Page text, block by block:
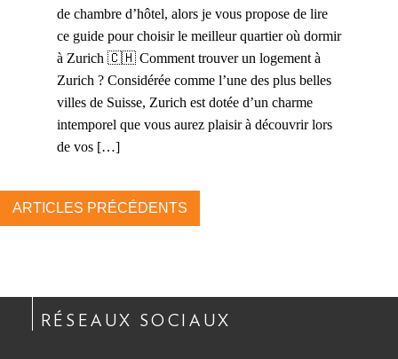
de chambre d’hôtel, alors je vous propose de lire
ce guide pour choisir le meilleur quartier où dormir
à Zurich 🇨🇭 Comment trouver un logement à
Zurich ? Considérée comme l’une des plus belles
villes de Suisse, Zurich est dotée d’un charme
intemporel que vous aurez plaisir à découvrir lors
de vos […]
ARTICLES PRÉCÉDENTS
RÉSEAUX SOCIAUX